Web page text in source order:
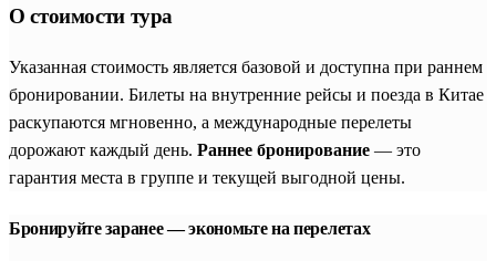
О стоимости тура
Указанная стоимость является базовой и доступна при раннем
бронировании. Билеты на внутренние рейсы и поезда в Китае
раскупаются мгновенно, а международные перелеты
дорожают каждый день. Раннее бронирование — это
гарантия места в группе и текущей выгодной цены.
Бронируйте заранее — экономьте на перелетах